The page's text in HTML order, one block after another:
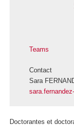
Teams
Contact
Sara
Doctorantes et